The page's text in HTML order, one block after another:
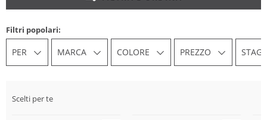
Filtri popolari:
PER MARCA COLORE PREZZO
Scelti per te